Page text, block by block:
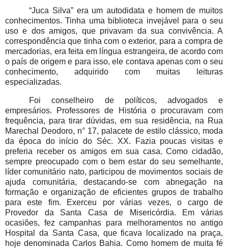
“Juca Silva” era um autodidata e homem de muitos
conhecimentos. Tinha uma biblioteca invejável para o seu
uso e dos amigos, que privavam da sua convivência. A
correspondência que tinha com o exterior, para a compra de
mercadorias, era feita em língua estrangeira, de acordo com
o país de origem e para isso, ele contava apenas com o seu
conhecimento, adquirido com muitas leituras
especializadas.
Foi conselheiro de políticos, advogados e
empresários. Professores de História o procuravam com
frequência, para tirar dúvidas, em sua residência, na Rua
Marechal Deodoro, n° 17, palacete de estilo clássico, moda
da época do início do Séc. XX. Fazia poucas visitas e
preferia receber os amigos em sua casa. Como cidadão,
sempre preocupado com o bem estar do seu semelhante,
líder comunitário nato, participou de movimentos sociais de
ajuda comunitária, destacando-se com abnegação na
formação e organização de eficientes grupos de trabalho
para este fim.
Exerceu por várias vezes, o cargo de
Provedor da Santa Casa de Misericórdia. Em várias
ocasiões, fez campanhas para melhoramentos no antigo
Hospital da Santa Casa, que ficava localizado na praça,
hoje denominada Carlos Bahia. Como homem de muita fé